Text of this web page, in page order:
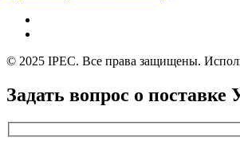
© 2025 IPEC. Все права защищены.
Задать вопрос о поставке